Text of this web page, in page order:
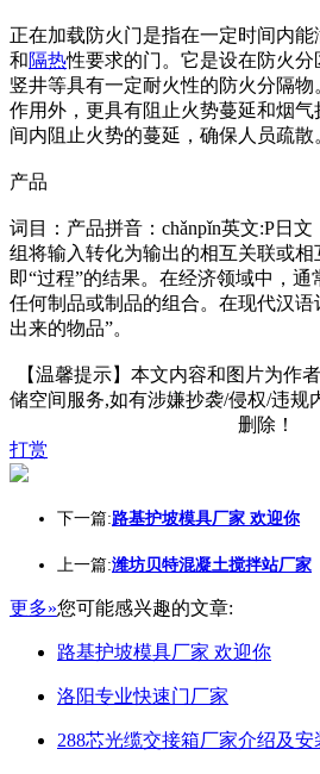
正在加载防火门是指在一定时间内
和隔热性要求的门。它是设在防火分
竖井等具有一定耐火性的防火分隔
作用外，更具有阻止火势蔓延和烟
间内阻止火势的蔓延，确保人员疏散
产品
词目：产品拼音：chǎnpǐn英文:P日
组将输入转化为输出的相互关联或相
即“过程”的结果。在经济领域中，
任何制品或制品的组合。在现代汉
出来的物品”。
【温馨提示】本文内容和图片为作
储空间服务,如有涉嫌抄袭/侵权/违规
删除！
打赏
下一篇:路基护坡模具厂家 欢迎你
上一篇:潍坊贝特混凝土搅拌站厂家
更多»您可能感兴趣的文章:
路基护坡模具厂家 欢迎你
洛阳专业快速门厂家
288芯光缆交接箱厂家介绍及安